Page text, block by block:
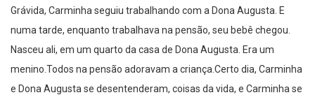
Grávida, Carminha seguiu trabalhando com a Dona Augusta. E
numa tarde, enquanto trabalhava na pensão, seu bebê chegou.
Nasceu ali, em um quarto da casa de Dona Augusta. Era um
menino.Todos na pensão adoravam a criança.Certo dia, Carminha
e Dona Augusta se desentenderam, coisas da vida, e Carminha se